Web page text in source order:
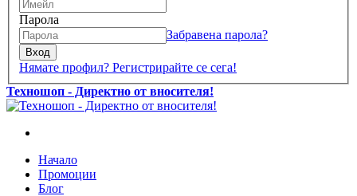
Парола
Забравена парола?
Вход
Нямате профил? Регистрирайте се сега!
Техношоп - Директно от вносителя!
Начало
Промоции
Блог